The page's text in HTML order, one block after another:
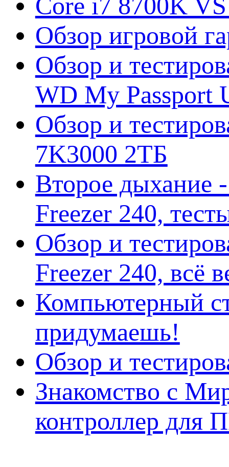
Core i7 8700K
Обзор игровой
Обзор и
WD My Passport
Обзор и
7K3000 2ТБ
Второе дыхание
Freezer 240,
Обзор и
Freezer 240, всё
Компьютерный
придумаешь!
Обзор и
Знакомство с
контроллер для